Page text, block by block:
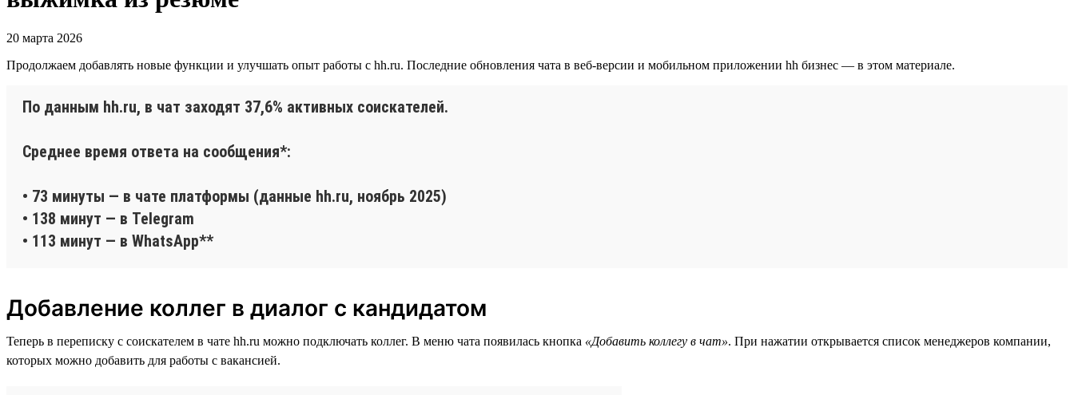
20 марта 2026
Продолжаем добавлять новые функции и улучшать опыт работы с hh.ru. Последние обновления чата в веб-версии и мобильном приложении hh бизнес — в этом материале.
По данным hh.ru, в чат заходят 37,6% активных соискателей.
Среднее время ответа на сообщения*:
• 73 минуты — в чате платформы (данные hh.ru, ноябрь 2025)
• 138 минут — в Telegram
• 113 минут — в WhatsApp**
Добавление коллег в диалог с кандидатом
Теперь в переписку с соискателем в чате hh.ru можно подключать коллег. В меню чата появилась кнопка «Добавить коллегу в чат». При нажатии открывается список менеджеров компании,
которых можно добавить для работы с вакансией.